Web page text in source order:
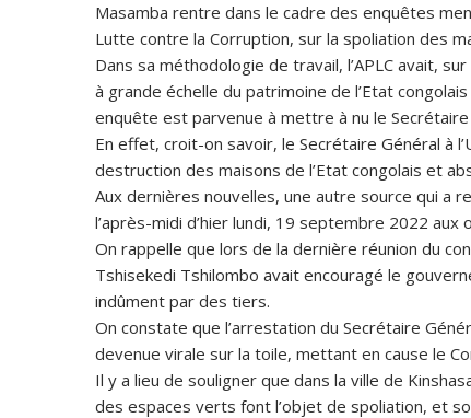
Masamba rentre dans le cadre des enquêtes
Lutte contre la Corruption, sur la spoliation des
Dans sa méthodologie de travail, l’APLC avait,
à grande échelle du patrimoine de l’Etat
enquête est parvenue à mettre à nu le
En effet, croit-on savoir, le Secrétaire Général à
destruction des maisons de l’Etat congolais et
Aux dernières nouvelles, une autre source qui a
l’après-midi d’hier lundi, 19 septembre 2022
On rappelle que lors de la dernière réunion du
Tshisekedi Tshilombo avait encouragé le
indûment par des tiers.
On constate que l’arrestation du Secrétaire
devenue virale sur la toile, mettant en cause le
Il y a lieu de souligner que dans la ville de
des espaces verts font l’objet de spoliation, et